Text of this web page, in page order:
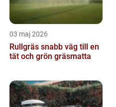
03 maj 2026
Rullgräs snabb väg till en
tät och grön gräsmatta